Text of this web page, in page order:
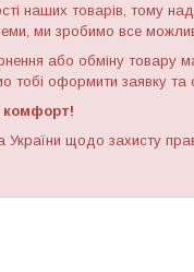
наших товарів, тому
ми зробимо все
або обміну товару
оформити заявку та
комфорт!
щодо захисту